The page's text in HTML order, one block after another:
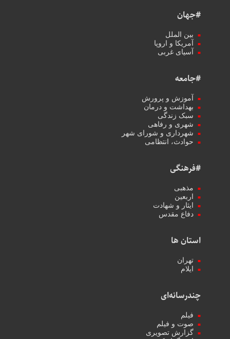
#جهان
بین الملل
آمریکا و اروپا
آسیای غربی
#جامعه
آموزش و پرورش
بهداشت و درمان
سبک زندگی
شهری و رفاهی
شهرداری و شورای شهر
حوادث، انتظامی
#فرهنگی
مذهبی
اربعین
ایثار و شهادت
دفاع مقدس
استان ها
تهران
ایلام
چندرسانه‌ای
فیلم
صوت و فیلم
گزارش تصویری